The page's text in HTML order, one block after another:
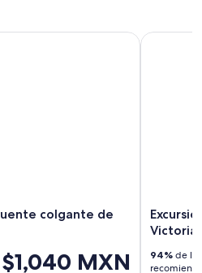
colgante de
$1,040 MXN
colgante de Capilano
Victoria
94% de
Excursión